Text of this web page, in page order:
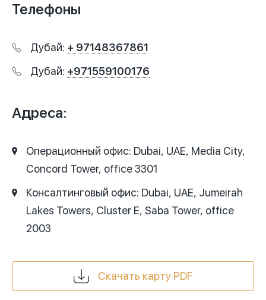
Телефоны
Дубай: + 97148367861
Дубай: +971559100176
Адреса:
Операционный офис: Dubai, UAE, Media City,
Concord Tower, office 3301
Консалтинговый офис: Dubai, UAE, Jumeirah
Lakes Towers, Cluster E, Saba Tower, office
2003
Скачать карту PDF